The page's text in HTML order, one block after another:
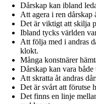
Dårskap kan ibland
Att agera i ren dårskap
Det är viktigt att skilja
Ibland tycks världen
Att följa med i andras
klokt.
Många konstnärer
Dårskap kan vara
Att skratta åt andras
Det är svårt att förutse
Det finns en linje